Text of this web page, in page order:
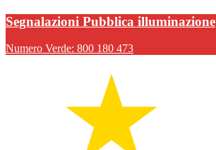
Segnalazioni Pubblica illuminazione
Numero Verde: 800 180 473